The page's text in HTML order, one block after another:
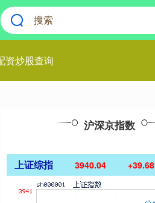
资炒股查询
沪深京指数
上证综指 3940.04 +39.68